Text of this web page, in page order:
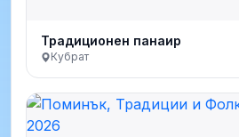
Традиционен панаир
Кубрат